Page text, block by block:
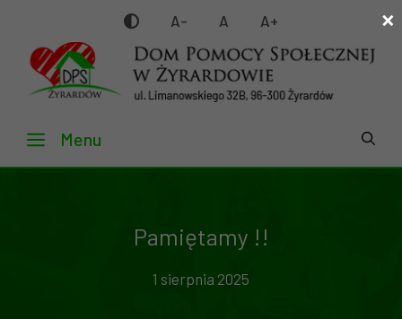
treści
A- A A+
Menu
Pamiętamy !!
1 sierpnia 2025
×